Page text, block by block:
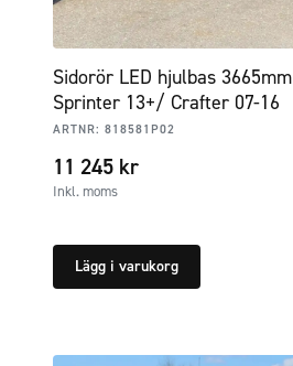
Sidorör LED hjulbas 3665mm
Sprinter 13+/ Crafter 07-16
ARTNR: 818581P02
11 245 kr
Inkl. moms
Lägg i varukorg